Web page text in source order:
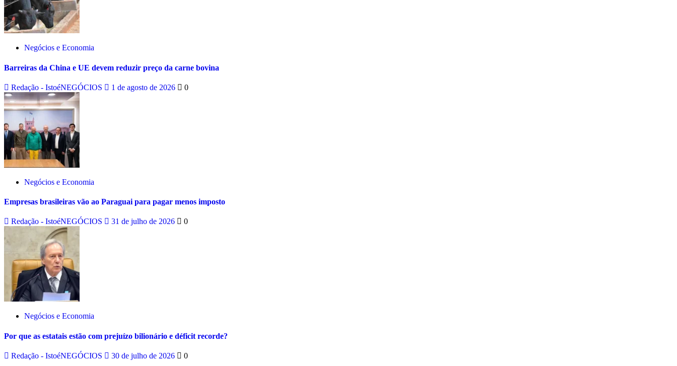
Negócios e Economia
Barreiras da China e UE devem reduzir preço da carne bovina
Redação - IstoéNEGÓCIOS 1 de agosto de 2026 0
Negócios e Economia
Empresas brasileiras vão ao Paraguai para pagar menos imposto
Redação - IstoéNEGÓCIOS 31 de julho de 2026 0
Negócios e Economia
Por que as estatais estão com prejuízo bilionário e déficit recorde?
Redação - IstoéNEGÓCIOS 30 de julho de 2026 0